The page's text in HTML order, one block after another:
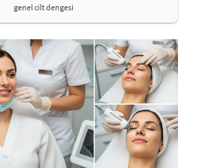
genel cilt dengesi